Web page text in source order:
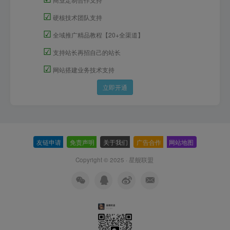
☑ 硬核技术团队支持
☑ 全域推广精品教程【20+全渠道】
☑ 支持站长再招自己的站长
☑ 网站搭建业务技术支持
立即开通
友链申请 免责声明 关于我们 广告合作 网站地图
Copyright © 2025 · 星舰联盟